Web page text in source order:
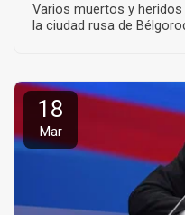
Varios muertos y
la ciudad rusa de
18
Mar